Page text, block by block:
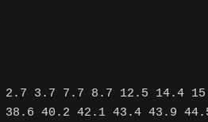
3.7 7.7 8.7 12.5 14.4
40.2 42.1 43.4 43.9